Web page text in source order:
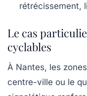
rétrécissement,
Le cas
cyclables
À Nantes, les
centre-ville ou le